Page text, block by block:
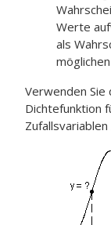
Werte
als
Verwenden Sie
Dichtefunktion